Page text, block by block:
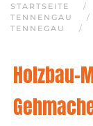
STARTSEITE
TENNENGAU
TENNEGAU
Holzbau-